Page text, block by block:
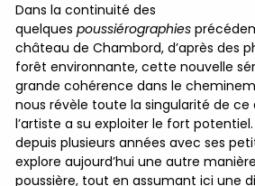
Dans la continuité des
quelques poussiérographies
château de Chambord, d’après des
forêt environnante, cette nouvelle
grande cohérence dans le
nous révèle toute la singularité de ce
l’artiste a su exploiter le fort
depuis plusieurs années avec ses
explore aujourd’hui une autre
poussière, tout en assumant ici une